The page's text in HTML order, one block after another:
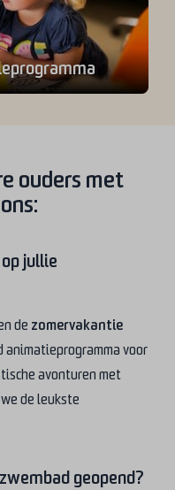
ouders met
jullie
de zomervakantie
voor
avonturen met
de leukste
geopend?